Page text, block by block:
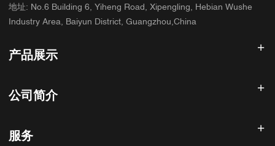
地址: No.6 Building 6, Yiheng Road, Xipengling, Hebian Wushe
Industry Area, Baiyun District, Guangzhou,China
产品展示
太阳能电池板
太阳能发电系统
公司简介
产品展示
服务